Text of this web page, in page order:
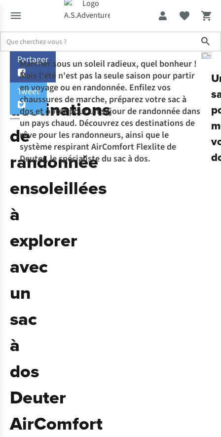
Expertise & Conseils 3 destinations de randonnée ensoleillées à
3
destinations
de
randonnée
ensoleillées
à
explorer
avec
un
sac
à
dos
Deuter
AirComfort
Partager
Tweet
Marcher sous un soleil radieux, quel bonheur !
Mais l'été n'est pas la seule saison pour partir
en voyage ou en randonnée. Enfilez vos
chaussures de marche, préparez votre sac à
dos et optez pour un séjour de randonnée dans
un pays chaud. Découvrez ces destinations de
rêve pour les randonneurs, ainsi que le
système respirant AirComfort Flexlite de
Deuter, le spécialiste du sac à dos.